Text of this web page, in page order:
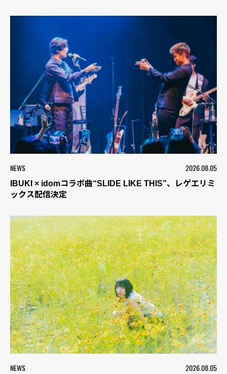
NEWS 2026.08.05
IBUKI × idomコラボ曲“SLIDE LIKE THIS”、レゲエリミ
ックス配信決定
NEWS 2026.08.05